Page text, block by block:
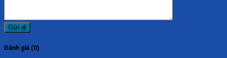
Đánh giá (0)